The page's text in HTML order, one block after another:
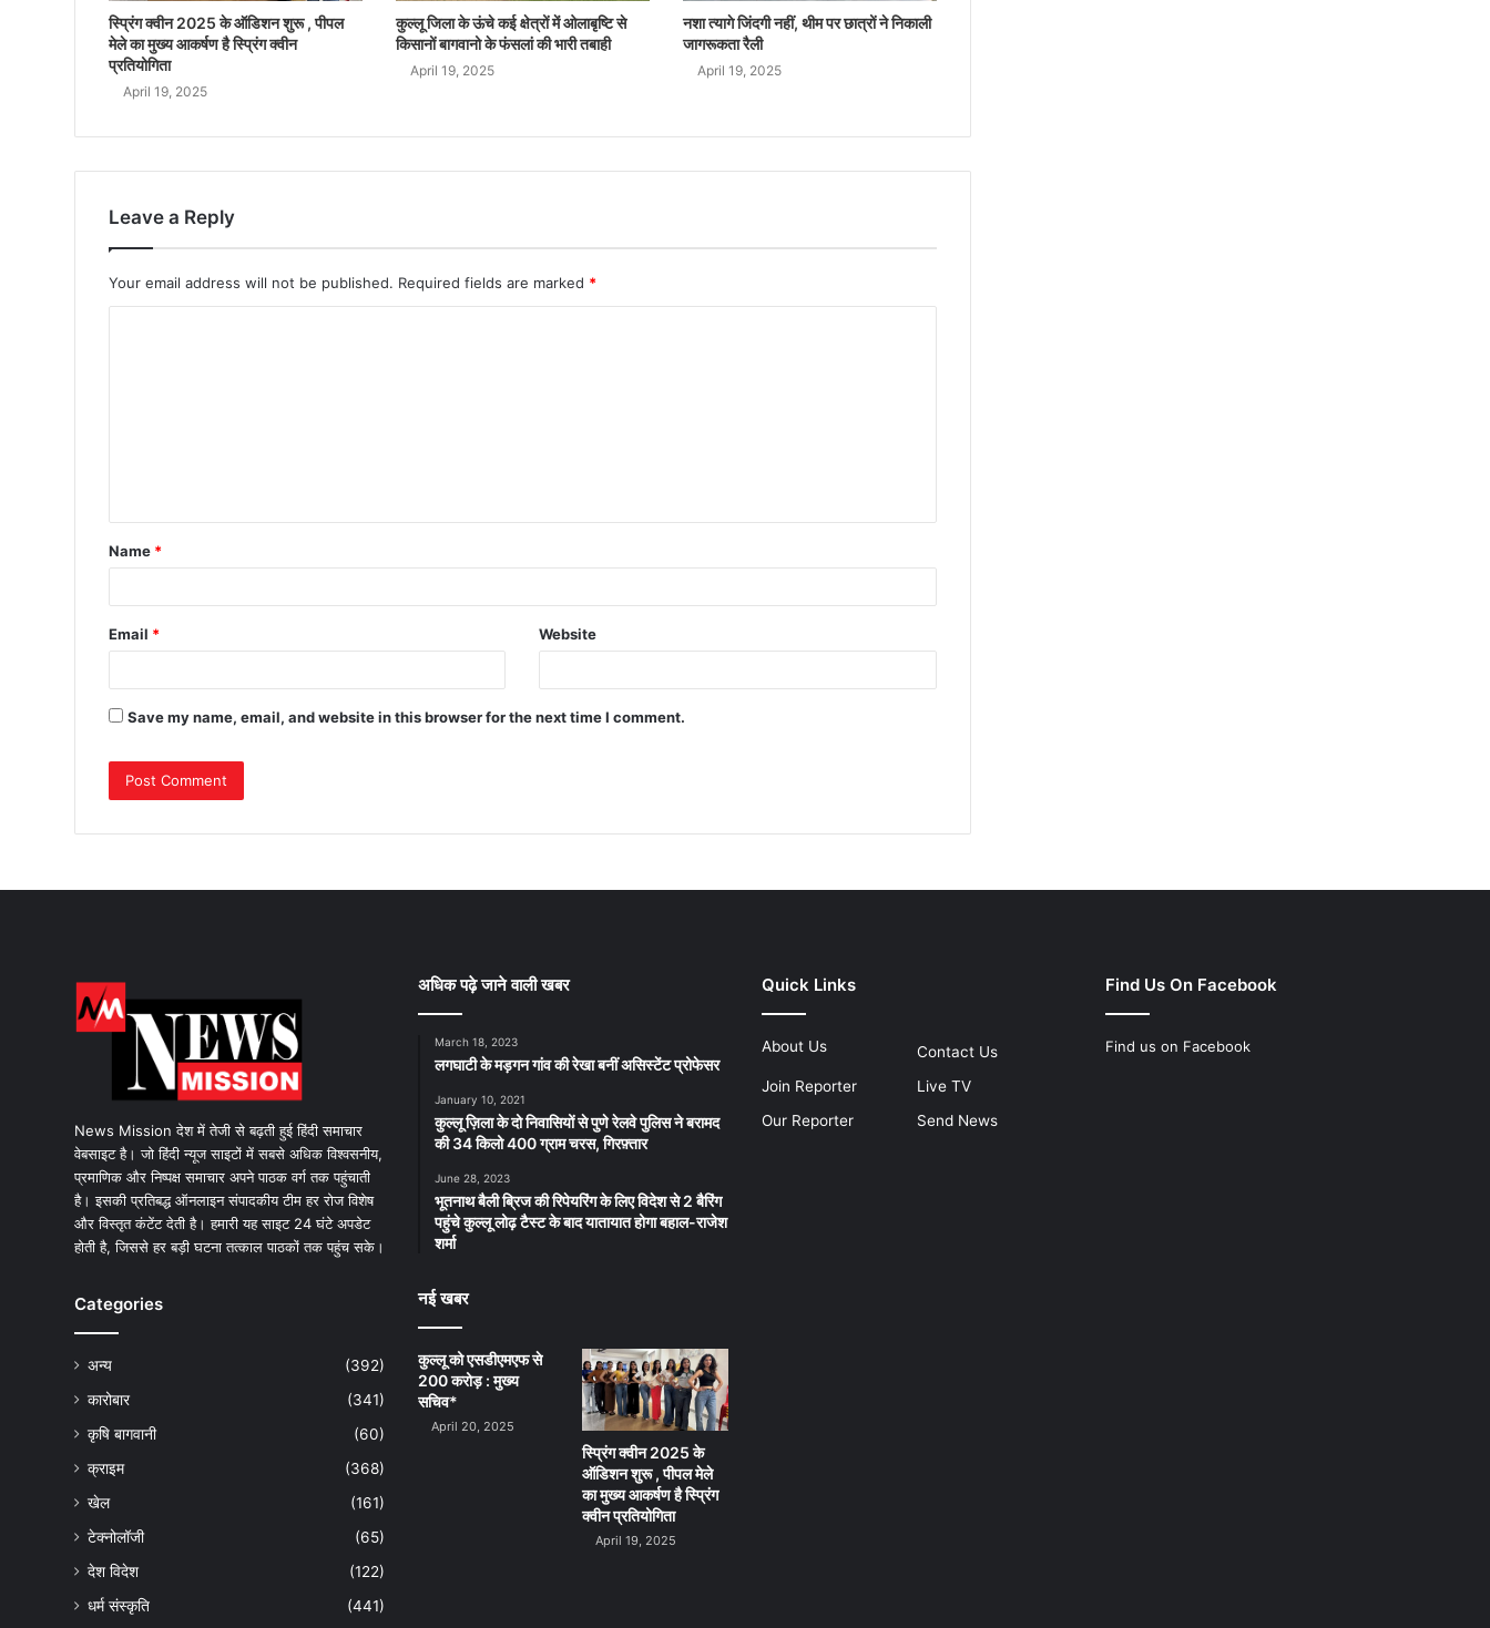
स्प्रिंग क्वीन 2025 के ऑडिशन शुरू , पीपल
मेले का मुख्य आकर्षण है स्प्रिंग क्वीन
प्रतियोगिता
April 19, 2025
कुल्लू जिला के ऊंचे कई क्षेत्रों में ओलाबृष्टि से
किसानों बागवानो के फंसलां की भारी तबाही
April 19, 2025
नशा त्यागे जिंदगी नहीं, थीम पर छात्रों ने निकाली
जागरूकता रैली
April 19, 2025
Leave a Reply
Your email address will not be published. Required fields are marked *
Name *
Email * Website
Save my name, email, and website in this browser for the next time I comment.
News Mission देश में तेजी से बढ़ती हुई हिंदी समाचार
वेबसाइट है। जो हिंदी न्यूज साइटों में सबसे अधिक विश्वसनीय,
प्रमाणिक और निष्पक्ष समाचार अपने पाठक वर्ग तक पहुंचाती
है। इसकी प्रतिबद्ध ऑनलाइन संपादकीय टीम हर रोज विशेष
और विस्तृत कंटेंट देती है। हमारी यह साइट 24 घंटे अपडेट
होती है, जिससे हर बड़ी घटना तत्काल पाठकों तक पहुंच सके।
Categories
अन्य
(392)
कारोबार
(341)
कृषि बागवानी
(60)
क्राइम
(368)
खेल
(161)
टेक्नोलॉजी
(65)
देश विदेश
(122)
धर्म संस्कृति
(441)
अधिक पढ़े जाने वाली खबर
March 18, 2023
लगघाटी के मड़गन गांव की रेखा बनीं असिस्टेंट प्रोफेसर
January 10, 2021
कुल्लू ज़िला के दो निवासियों से पुणे रेलवे पुलिस ने बरामद
की 34 किलो 400 ग्राम चरस, गिरफ़्तार
June 28, 2023
भूतनाथ बैली ब्रिज की रिपेयरिंग के लिए विदेश से 2 बैरिंग
पहुंचे कुल्लू लोढ़ टैस्ट के बाद यातायात होगा बहाल-राजेश
शर्मा
नई खबर
कुल्लू को एसडीएमएफ से
200 करोड़ : मुख्य
सचिव*
April 20, 2025
स्प्रिंग क्वीन 2025 के
ऑडिशन शुरू , पीपल मेले
का मुख्य आकर्षण है स्प्रिंग
क्वीन प्रतियोगिता
April 19, 2025
Quick Links
About Us
Contact Us
Join Reporter
Live TV
Our Reporter
Send News
Find Us On Facebook
Find us on Facebook